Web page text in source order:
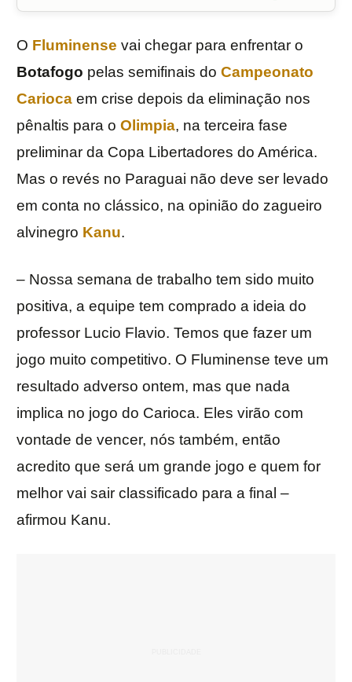
O Fluminense vai chegar para enfrentar o
Botafogo pelas semifinais do Campeonato
Carioca em crise depois da eliminação nos
pênaltis para o Olimpia, na terceira fase
preliminar da Copa Libertadores do América.
Mas o revés no Paraguai não deve ser levado
em conta no clássico, na opinião do zagueiro
alvinegro Kanu.
– Nossa semana de trabalho tem sido muito
positiva, a equipe tem comprado a ideia do
professor Lucio Flavio. Temos que fazer um
jogo muito competitivo. O Fluminense teve um
resultado adverso ontem, mas que nada
implica no jogo do Carioca. Eles virão com
vontade de vencer, nós também, então
acredito que será um grande jogo e quem for
melhor vai sair classificado para a final –
afirmou Kanu.